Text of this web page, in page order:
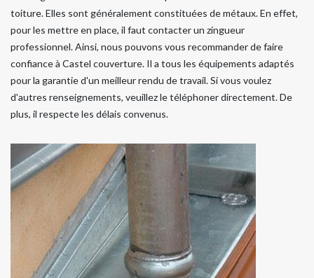
toiture. Elles sont généralement constituées de métaux. En effet,
pour les mettre en place, il faut contacter un zingueur
professionnel. Ainsi, nous pouvons vous recommander de faire
confiance à Castel couverture. Il a tous les équipements adaptés
pour la garantie d'un meilleur rendu de travail. Si vous voulez
d'autres renseignements, veuillez le téléphoner directement. De
plus, il respecte les délais convenus.